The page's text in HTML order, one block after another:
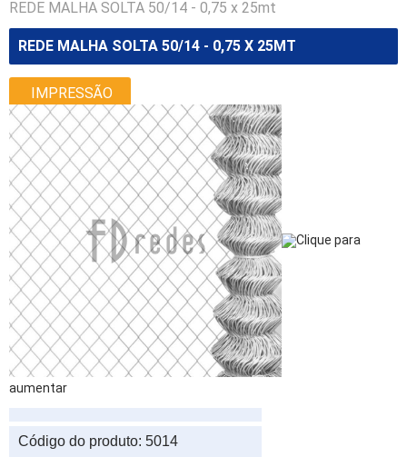
REDE MALHA SOLTA 50/14 - 0,75 x 25mt
REDE MALHA SOLTA 50/14 - 0,75 X 25MT
IMPRESSÃO
Clique para
aumentar
Código do produto: 5014